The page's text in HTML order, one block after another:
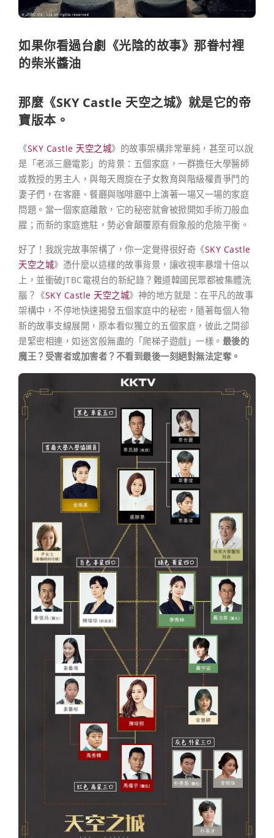
如果你看過台劇《光陰的故事》那眷村裡
的柴米醬油
那麼《SKY Castle 天空之城》就是它的帝
寶版本。
《SKY Castle 天空之城》的故事架構非常單純，甚至可以說
是「老派三廳電影」的背景：五個家庭，一群擔任大學醫師
或教授的男主人，與每天周旋在子女教育與階級權貴爭鬥的
妻子們，在客廳、餐廳與咖啡廳中上演著一場又一場的家庭
問題。當一個家庭離散，它的秘密就會被掀開如手術刀般血
腥；而新的家庭進駐，勢必會顛覆原有假象般的危險平衡。
好了！我說完故事架構了，你一定覺得很好奇《SKY Castle
天空之城》憑什麼以這樣的故事背景，讓收視率暴增十倍以
上，並衝破JTBC電視台的新紀錄？難道韓國民眾都被集體洗
腦？《SKY Castle 天空之城》神的地方就是：在平凡的故事
架構中，不停地快速揭發五個家庭中的秘密，隨著每個人物
新的故事支線展開，原本看似獨立的五個家庭，彼此之間卻
是緊密相連，如迷宮般無盡的「爬梯子遊戲」一樣。 最後的
魔王？受害者或加害者？不看到最後一刻絕對無法定奪。